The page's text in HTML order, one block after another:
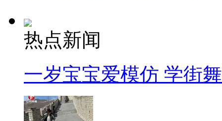
热点新闻
一岁宝宝爱模仿 学街